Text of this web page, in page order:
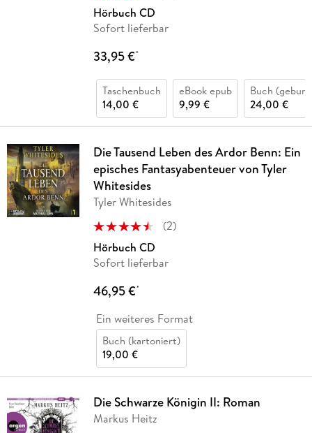
Hörbuch CD
Sofort lieferbar
33,95 €*
Taschenbuch
14,00 €
eBook epub
9,99 €
Buch
24,00 €
Die Tausend Leben des Ardor Benn: Ein
episches Fantasyabenteuer von Tyler
Whitesides
Tyler Whitesides
(2)
Hörbuch CD
Sofort lieferbar
46,95 €*
Ein weiteres Format
Buch (kartoniert)
19,00 €
Die Schwarze Königin II: Roman
Markus Heitz